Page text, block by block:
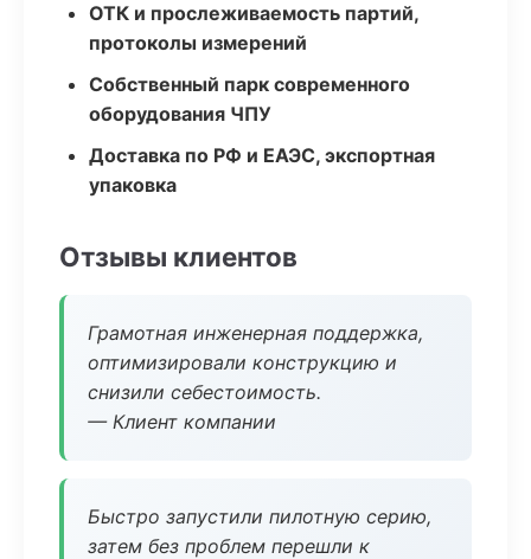
ОТК и прослеживаемость партий,
протоколы измерений
Собственный парк современного
оборудования ЧПУ
Доставка по РФ и ЕАЭС, экспортная
упаковка
Отзывы клиентов
Грамотная инженерная поддержка,
оптимизировали конструкцию и
снизили себестоимость.
— Клиент компании
Быстро запустили пилотную серию,
затем без проблем перешли к